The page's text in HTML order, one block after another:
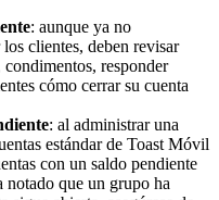
: aunque ya no
clientes, deben revisar
responder
cómo cerrar su cuenta
: al administrar una
estándar de Toast Móvil
con un saldo pendiente
notado que un grupo ha